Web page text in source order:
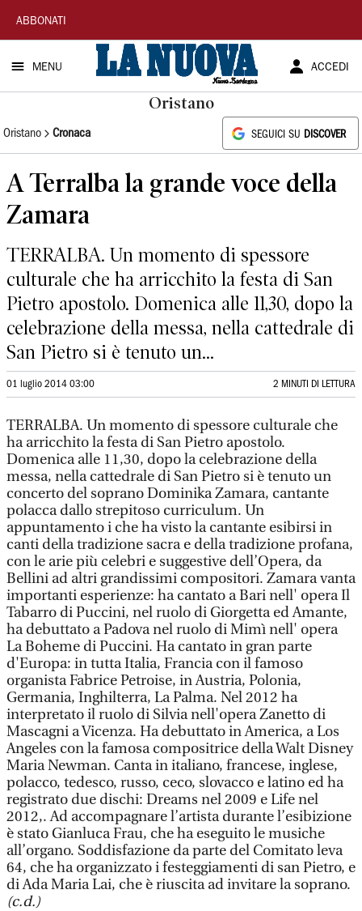
La
Nuova
Sardegna
ABBONATI
MENU ACCEDI
Oristano
Oristano Cronaca SEGUICI SU DISCOVER
A Terralba la grande voce della
Zamara
TERRALBA. Un momento di spessore
culturale che ha arricchito la festa di San
Pietro apostolo. Domenica alle 11,30, dopo la
celebrazione della messa, nella cattedrale di
San Pietro si è tenuto un...
01 luglio 2014 03:00 2 MINUTI DI LETTURA
TERRALBA. Un momento di spessore culturale che
ha arricchito la festa di San Pietro apostolo.
Domenica alle 11,30, dopo la celebrazione della
messa, nella cattedrale di San Pietro si è tenuto un
concerto del soprano Dominika Zamara, cantante
polacca dallo strepitoso curriculum. Un
appuntamento i che ha visto la cantante esibirsi in
canti della tradizione sacra e della tradizione profana,
con le arie più celebri e suggestive dell’Opera, da
Bellini ad altri grandissimi compositori. Zamara vanta
importanti esperienze: ha cantato a Bari nell' opera Il
Tabarro di Puccini, nel ruolo di Giorgetta ed Amante,
ha debuttato a Padova nel ruolo di Mimì nell' opera
La Boheme di Puccini. Ha cantato in gran parte
d'Europa: in tutta Italia, Francia con il famoso
organista Fabrice Petroise, in Austria, Polonia,
Germania, Inghilterra, La Palma. Nel 2012 ha
interpretato il ruolo di Silvia nell'opera Zanetto di
Mascagni a Vicenza. Ha debuttato in America, a Los
Angeles con la famosa compositrice della Walt Disney
Maria Newman. Canta in italiano, francese, inglese,
polacco, tedesco, russo, ceco, slovacco e latino ed ha
registrato due dischi: Dreams nel 2009 e Life nel
2012,. Ad accompagnare l’artista durante l’esibizione
è stato Gianluca Frau, che ha eseguito le musiche
all’organo. Soddisfazione da parte del Comitato leva
64, che ha organizzato i festeggiamenti di san Pietro, e
di Ada Maria Lai, che è riuscita ad invitare la soprano.
(c.d.)